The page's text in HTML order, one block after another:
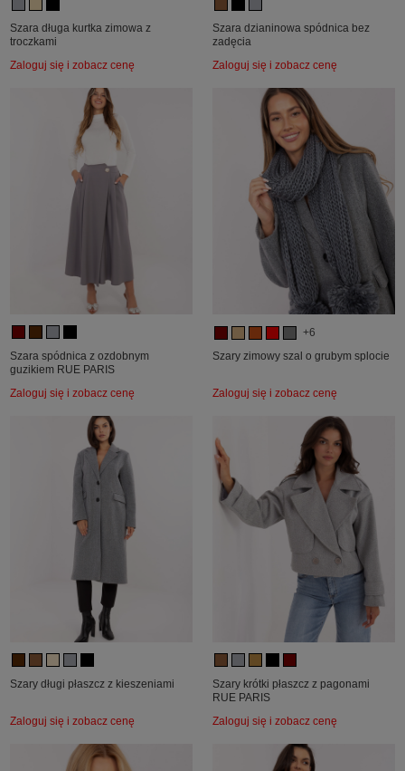
Szara długa kurtka zimowa z
troczkami
Zaloguj się i zobacz cenę
Szara dzianinowa spódnica bez
zadęcia
Zaloguj się i zobacz cenę
Szara spódnica z ozdobnym
guzikiem RUE PARIS
Zaloguj się i zobacz cenę
+6
Szary zimowy szal o grubym splocie
Zaloguj się i zobacz cenę
Szary długi płaszcz z kieszeniami
Zaloguj się i zobacz cenę
Szary krótki płaszcz z pagonami
RUE PARIS
Zaloguj się i zobacz cenę